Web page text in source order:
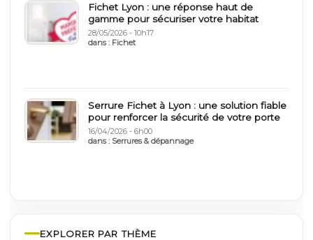
Fichet Lyon : une réponse haut de
gamme pour sécuriser votre habitat
28/05/2026 - 10h17
dans : Fichet
Serrure Fichet à Lyon : une solution fiable
pour renforcer la sécurité de votre porte
16/04/2026 - 6h00
dans : Serrures & dépannage
EXPLORER PAR THÈME